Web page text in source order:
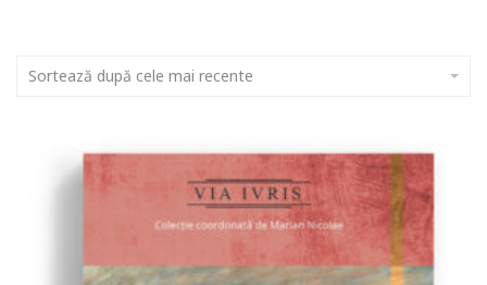
Sortează după cele mai recente